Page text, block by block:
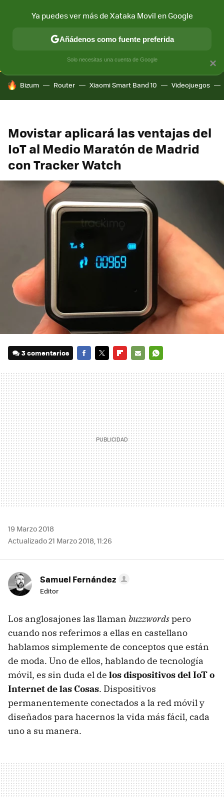
CONECTIVIDAD MÓVIL Y SOCIEDAD APLICACIONES
HOY SE HABLA DE
Bizum Router Xiaomi Smart Band 10 Videojuegos
Movistar aplicará las ventajas del
IoT al Medio Maratón de Madrid
con Tracker Watch
3 comentarios
MAIL
19 Marzo 2018
Actualizado 21 Marzo 2018, 11:26
Samuel Fernández
Editor
Los anglosajones las llaman buzzwordspero
cuando nos referimos a ellas en castellano
hablamos simplemente de conceptos que están
de moda. Uno de ellos, hablando de tecnología
móvil, es sin duda el de los dispositivos del IoT o
Internet de las Cosas. Dispositivos
permanentemente conectados a la red móvil y
diseñados para hacernos la vida más fácil, cada
uno a su manera.
×
Ya puedes ver más de Xataka Movil en Google
Añádenos como fuente preferida
Solo necesitas una cuenta de Google